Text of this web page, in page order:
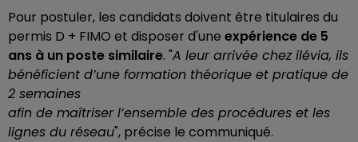
Pour postuler, les candidats doivent être titulaires du
permis D + FIMO et disposer d'une expérience de 5
ans à un poste similaire. "A leur arrivée chez ilévia, ils
bénéficient d’une formation théorique et pratique de
2 semaines
afin de maîtriser l’ensemble des procédures et les
lignes du réseau", précise le communiqué.